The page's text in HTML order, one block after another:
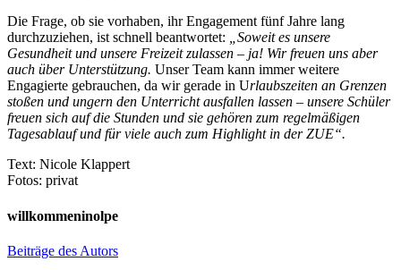
Die Frage, ob sie vorhaben, ihr Engagement fünf Jahre lang
durchzuziehen, ist schnell beantwortet:
„Soweit es unsere
Gesundheit und unsere Freizeit zulassen – ja! Wir freuen uns aber
auch über Unterstützung. Unser Team kann immer weitere
Engagierte gebrauchen, da wir gerade in Urlaubszeiten an Grenzen
stoßen und ungern den Unterricht ausfallen lassen – unsere Schüler
freuen sich auf die Stunden und sie gehören zum regelmäßigen
Tagesablauf und für viele auch zum Highlight in der ZUE“.
Text: Nicole Klappert
Fotos: privat
willkommeninolpe
Beiträge des Autors